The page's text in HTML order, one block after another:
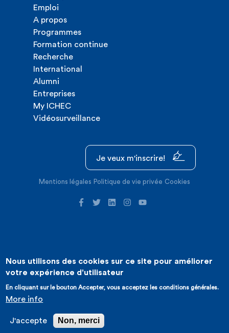
Emploi
A propos
Programmes
Formation continue
Recherche
International
Alumni
Entreprises
My ICHEC
Vidéosurveillance
Je veux m'inscrire!
Mentions légales Politique de vie privée Cookies
©2026 ICHEC |Création de site internet : Expansion
Nous utilisons des cookies sur ce site pour améliorer
votre expérience d'utilisateur
En cliquant sur le bouton Accepter, vous acceptez les conditions générales.
More info
J'accepte Non, merci